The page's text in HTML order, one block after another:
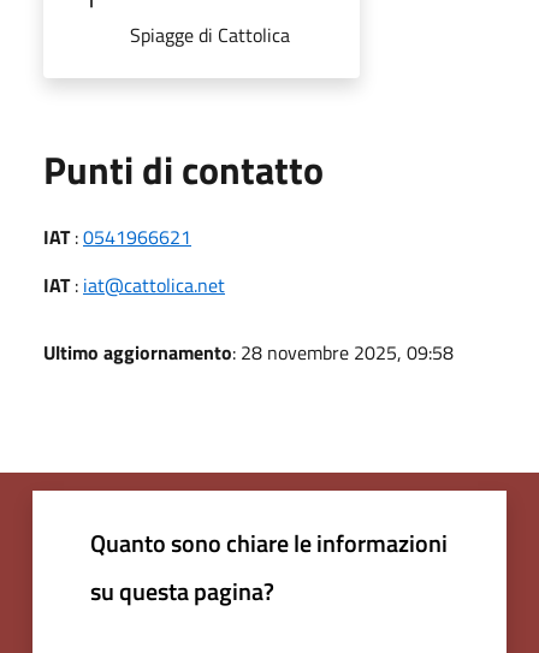
Spiagge di Cattolica
Punti di contatto
IAT:0541966621
IAT: iat@cattolica.net
Ultimo aggiornamento: 28 novembre 2025, 09:58
Quanto sono chiare le informazioni
su questa pagina?